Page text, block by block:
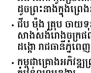
អ៊ឹង វីនីកា កូនស្រីពៅ
ដូចព្រះនាងក្នុងព្រេ
ជីប ម៉ុង គ្រុប ចាយ
សាងសង់រោងចក្រផ
ដង្កោ រាជធានីភ្នំពេញ